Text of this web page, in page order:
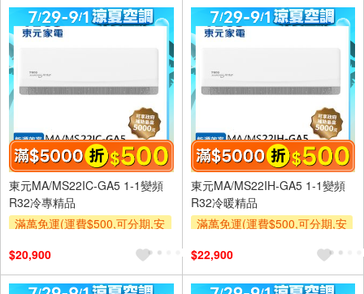
東元MA/MS22IC-GA5 1-1變頻
R32冷專精品
滿萬免運(運費$500,可分期,安
及使用6期以上分期0利率,需付
基本安裝運費)
$20,900
東元MA/MS22IH-GA5 1-1變頻
R32冷暖精品
滿萬免運(運費$500,可分期,安
及使用6期以上分期0利率,需付
基本安裝運費)
$22,900